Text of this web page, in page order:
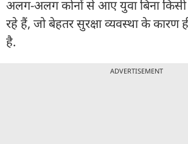
अलग-अलग कोनों से आए युवा बिना
रहे हैं, जो बेहतर सुरक्षा व्यवस्था के कारण
है.
ADVERTISEMENT